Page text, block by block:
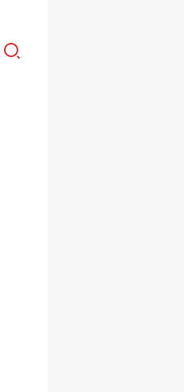
Menu